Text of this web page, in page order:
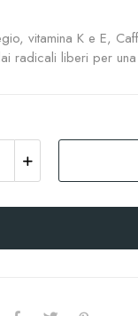
vitamina K e E,
radicali liberi per